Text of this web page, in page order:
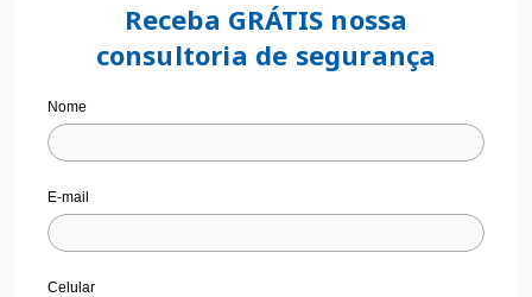
Receba GRÁTIS nossa
consultoria de segurança
Nome
E-mail
Celular